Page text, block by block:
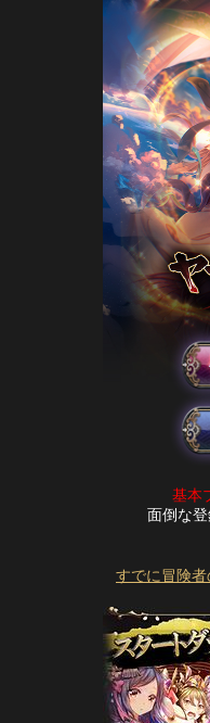
基本
面倒な
すでに冒険者